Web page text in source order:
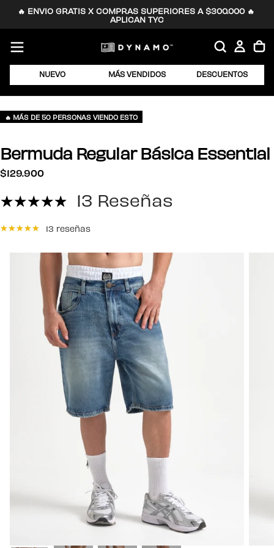
🔥 ENVIO GRATIS X COMPRAS SUPERIORES A $300.000 🔥
APLICAN TYC
SALTAR
NUEVO MÁS VENDIDOS DESCUENTOS
🔥 MÁS DE 50 PERSONAS VIENDO ESTO
Bermuda Regular Básica Essential
$129.900
Precio
$129.900
13 Reseñas
13 reseñas